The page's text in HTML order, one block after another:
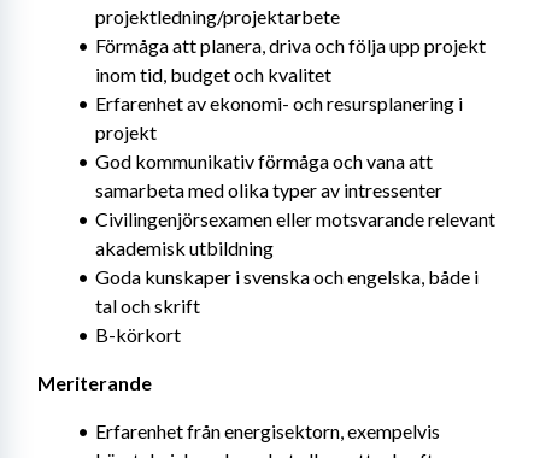
projektledning/projektarbete
Förmåga att planera, driva och följa upp projekt
inom tid, budget och kvalitet
Erfarenhet av ekonomi- och resursplanering i
projekt
God kommunikativ förmåga och vana att
samarbeta med olika typer av intressenter
Civilingenjörsexamen eller motsvarande relevant
akademisk utbildning
Goda kunskaper i svenska och engelska, både i
tal och skrift
B-körkort
Meriterande
Erfarenhet från energisektorn, exempelvis